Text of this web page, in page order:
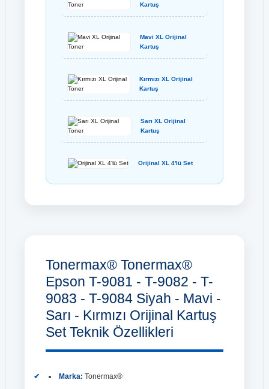
Kartuş
Mavi XL Orijinal
Kartuş
Kırmızı XL Orijinal
Kartuş
Sarı XL Orijinal
Kartuş
Orijinal XL 4'lü Set
Tonermax® Tonermax®
Epson T-9081 - T-9082 - T-
9083 - T-9084 Siyah - Mavi -
Sarı - Kırmızı Orijinal Kartuş
Set Teknik Özellikleri
Marka: Tonermax®